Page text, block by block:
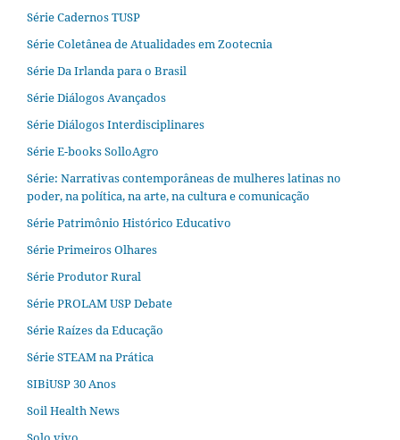
Série Cadernos TUSP
Série Coletânea de Atualidades em Zootecnia
Série Da Irlanda para o Brasil
Série Diálogos Avançados
Série Diálogos Interdisciplinares
Série E-books SolloAgro
Série: Narrativas contemporâneas de mulheres latinas no
poder, na política, na arte, na cultura e comunicação
Série Patrimônio Histórico Educativo
Série Primeiros Olhares
Série Produtor Rural
Série PROLAM USP Debate
Série Raízes da Educação
Série STEAM na Prática
SIBiUSP 30 Anos
Soil Health News